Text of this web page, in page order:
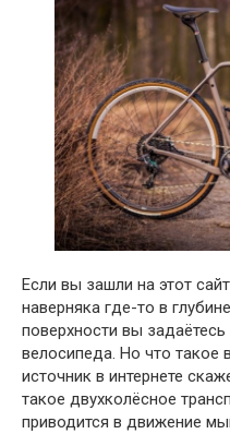
Если вы зашли на этот
наверняка где-то в
поверхности вы
велосипеда. Но что
источник в интернете
такое двухколёсное
приводится в движение